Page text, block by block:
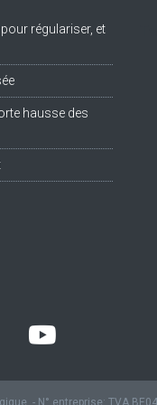
pour régulariser, et
hausse des
- N° entreprise: TVA